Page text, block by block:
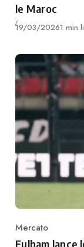
le Maroc
Publié
19/03/20261 min
Category
Mercato
Fulham lance